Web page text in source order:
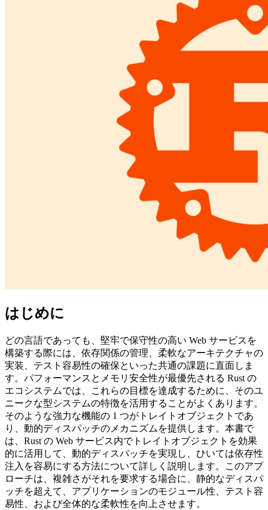
はじめに
どの言語であっても、堅牢で保守性の高い Web サービスを
構築する際には、依存関係の管理、柔軟なアーキテクチャの
実装、テスト容易性の確保といった共通の課題に直面しま
す。パフォーマンスとメモリ安全性が最優先される Rust の
エコシステムでは、これらの目標を達成するために、そのユ
ニークな型システムの特徴を活用することがよくあります。
そのような強力な機能の 1 つがトレイトオブジェクトであ
り、動的ディスパッチのメカニズムを提供します。本書で
は、Rust の Web サービス内でトレイトオブジェクトを効果
的に活用して、動的ディスパッチを実現し、ひいては依存性
注入を容易にする方法について詳しく説明します。このアプ
ローチは、複雑さがそれを要求する場合に、静的なディスパ
ッチを超えて、アプリケーションのモジュール性、テスト容
易性、および全体的な柔軟性を向上させます。